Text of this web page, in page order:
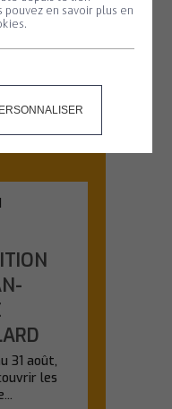
pouvez en savoir plus en
des
nature...
savoir plus
31 août,
les